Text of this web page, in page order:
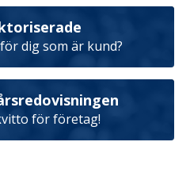
dig som är kund?
för företag!